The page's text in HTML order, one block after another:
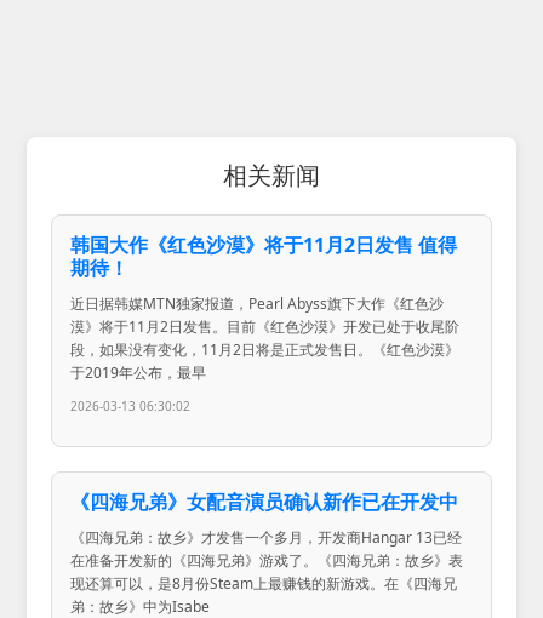
相关新闻
韩国大作《红色沙漠》将于11月2日发售 值得
期待！
近日据韩媒MTN独家报道，Pearl Abyss旗下大作《红色沙
漠》将于11月2日发售。目前《红色沙漠》开发已处于收尾阶
段，如果没有变化，11月2日将是正式发售日。《红色沙漠》
于2019年公布，最早
2026-03-13 06:30:02
《四海兄弟》女配音演员确认新作已在开发中
《四海兄弟：故乡》才发售一个多月，开发商Hangar 13已经
在准备开发新的《四海兄弟》游戏了。《四海兄弟：故乡》表
现还算可以，是8月份Steam上最赚钱的新游戏。在《四海兄
弟：故乡》中为Isabe